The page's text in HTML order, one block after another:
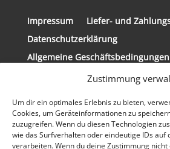
Zustimmung
Um dir ein optimales Erlebnis zu bieten,
Cookies, um Geräteinformationen zu
zuzugreifen. Wenn du diesen Technologien
wie das Surfverhalten oder eindeutige IDs auf
verarbeiten. Wenn du deine Zustimmung
Impressum
Liefer- und
Datenschutzerklärung
Allgemeine Geschäftsbedingungen
Widerrufsbelehrung
© 2024 Copyright Steirerkissen